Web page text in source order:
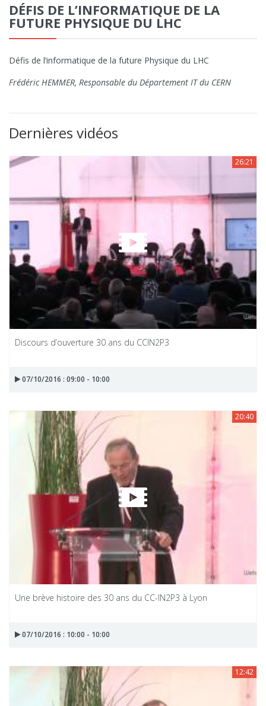
DÉFIS DE L’INFORMATIQUE DE LA
FUTURE PHYSIQUE DU LHC
Défis de l’informatique de la future Physique du LHC
Frédéric HEMMER, Responsable du Département IT du CERN
Dernières vidéos
26:21
Discours d’ouverture 30 ans du CCIN2P3
07/10/2016 : 09:00 - 10:00
20:40
Une brève histoire des 30 ans du CC-IN2P3 à Lyon
07/10/2016 : 10:00 - 10:00
12:42